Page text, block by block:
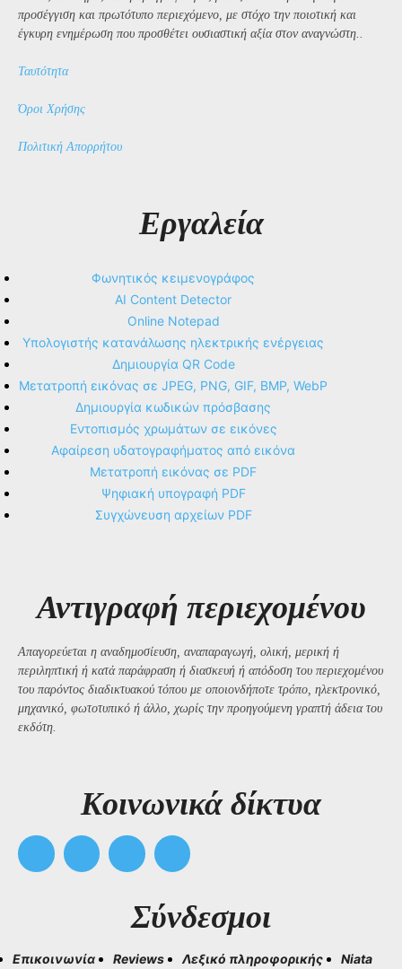
προσέγγιση και πρωτότυπο περιεχόμενο, με στόχο την ποιοτική και
έγκυρη ενημέρωση που προσθέτει ουσιαστική αξία στον αναγνώστη..
Ταυτότητα
Όροι Χρήσης
Πολιτική Απορρήτου
Εργαλεία
Φωνητικός κειμενογράφος
AI Content Detector
Online Notepad
Υπολογιστής κατανάλωσης ηλεκτρικής ενέργειας
Δημιουργία QR Code
Μετατροπή εικόνας σε JPEG, PNG, GIF, BMP, WebP
Δημιουργία κωδικών πρόσβασης
Εντοπισμός χρωμάτων σε εικόνες
Αφαίρεση υδατογραφήματος από εικόνα
Μετατροπή εικόνας σε PDF
Ψηφιακή υπογραφή PDF
Συγχώνευση αρχείων PDF
Αντιγραφή περιεχομένου
Απαγορεύεται η αναδημοσίευση, αναπαραγωγή, ολική, μερική ή
περιληπτική ή κατά παράφραση ή διασκευή ή απόδοση του περιεχομένου
του παρόντος διαδικτυακού τόπου με οποιονδήποτε τρόπο, ηλεκτρονικό,
μηχανικό, φωτοτυπικό ή άλλο, χωρίς την προηγούμενη γραπτή άδεια του
εκδότη.
Kοινωνικά δίκτυα
Σύνδεσμοι
Επικοινωνία Reviews Λεξικό πληροφορικής Niata